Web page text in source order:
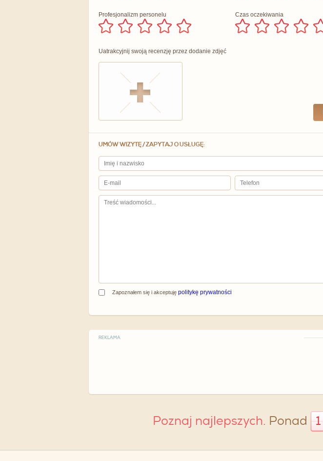
Profesjonalizm personelu Czas oczekiwania
Uatrakcyjnij swoją recenzję przez dodanie zdjęć
UMÓW WIZYTĘ / ZAPYTAJ O USŁUGĘ:
Zapoznałem się i akceptuję politykę prywatności
REKLAMA
Poznaj najlepszych. Ponad 1